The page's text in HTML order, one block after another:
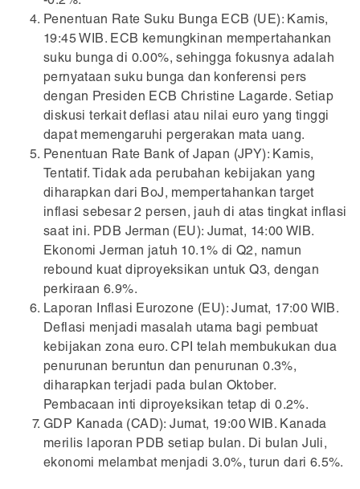
Penentuan Rate Suku Bunga ECB (UE): Kamis,
19:45 WIB. ECB kemungkinan mempertahankan
suku bunga di 0.00%, sehingga fokusnya adalah
pernyataan suku bunga dan konferensi pers
dengan Presiden ECB Christine Lagarde. Setiap
diskusi terkait deflasi atau nilai euro yang tinggi
dapat memengaruhi pergerakan mata uang.
Penentuan Rate Bank of Japan (JPY): Kamis,
Tentatif. Tidak ada perubahan kebijakan yang
diharapkan dari BoJ, mempertahankan target
inflasi sebesar 2 persen, jauh di atas tingkat inflasi
saat ini. PDB Jerman (EU): Jumat, 14:00 WIB.
Ekonomi Jerman jatuh 10.1% di Q2, namun
rebound kuat diproyeksikan untuk Q3, dengan
perkiraan 6.9%.
Laporan Inflasi Eurozone (EU): Jumat, 17:00 WIB.
Deflasi menjadi masalah utama bagi pembuat
kebijakan zona euro. CPI telah membukukan dua
penurunan beruntun dan penurunan 0.3%,
diharapkan terjadi pada bulan Oktober.
Pembacaan inti diproyeksikan tetap di 0.2%.
GDP Kanada (CAD): Jumat, 19:00 WIB. Kanada
merilis laporan PDB setiap bulan. Di bulan Juli,
ekonomi melambat menjadi 3.0%, turun dari 6.5%.